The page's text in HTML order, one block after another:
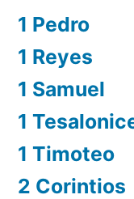
1 Pedro
1 Reyes
1 Samuel
1
1 Timoteo
2 Corintios